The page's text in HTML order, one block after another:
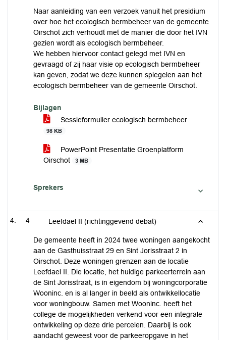
Naar aanleiding van een verzoek vanuit het presidium
over hoe het ecologisch bermbeheer van de gemeente
Oirschot zich verhoudt met de manier die door het IVN
gezien wordt als ecologisch bermbeheer.
We hebben hiervoor contact gelegd met IVN en
gevraagd of zij haar visie op ecologisch bermbeheer
kan geven, zodat we deze kunnen spiegelen aan het
ecologisch bermbeheer van de gemeente Oirschot.
Bijlagen
Sessieformulier ecologisch bermbeheer
98 KB
PowerPoint Presentatie Groenplatform
Oirschot
3 MB
Sprekers
4 Leefdael II (richtinggevend debat)
De gemeente heeft in 2024 twee woningen aangekocht
aan de Gasthuisstraat 29 en Sint Jorisstraat 2 in
Oirschot. Deze woningen grenzen aan de locatie
Leefdael II. Die locatie, het huidige parkeerterrein aan
de Sint Jorisstraat, is in eigendom bij woningcorporatie
Wooninc. en is al langer in beeld als ontwikkellocatie
voor woningbouw. Samen met Wooninc. heeft het
college de mogelijkheden verkend voor een integrale
ontwikkeling op deze drie percelen. Daarbij is ook
aandacht geweest voor de parkeeropgave in het